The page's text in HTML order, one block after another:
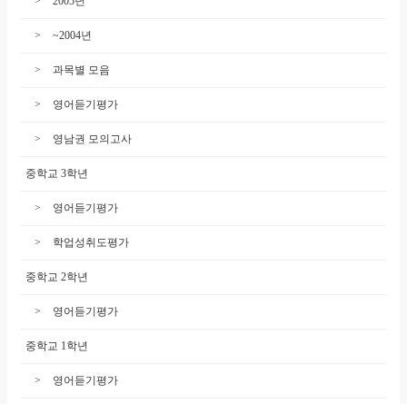
~2004년
과목별 모음
영어듣기평가
영남권 모의고사
중학교 3학년
영어듣기평가
학업성취도평가
중학교 2학년
영어듣기평가
중학교 1학년
영어듣기평가